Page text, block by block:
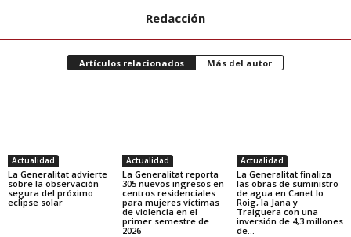
Redacción
Artículos relacionados Más del autor
Actualidad
La Generalitat advierte
sobre la observación
segura del próximo
eclipse solar
Actualidad
La Generalitat reporta
305 nuevos ingresos en
centros residenciales
para mujeres víctimas
de violencia en el
primer semestre de
2026
Actualidad
La Generalitat finaliza
las obras de suministro
de agua en Canet lo
Roig, la Jana y
Traiguera con una
inversión de 4,3 millones
de...